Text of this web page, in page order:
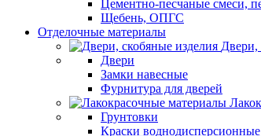
Цементно-песчаные смеси,
Щебень, ОПГС
Отделочные материалы
Двери,
Двери
Замки навесные
Фурнитура для дверей
Грунтовки
Краски воднодисперсионные